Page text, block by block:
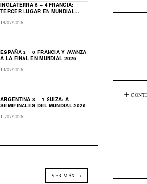
INGLATERRA 6 – 4 FRANCIA:
TERCER LUGAR EN MUNDIAL
19/07/2026
ESPAÑA 2 – 0 FRANCIA Y AVANZA
A LA FINAL EN MUNDIAL 2026
14/07/2026
ARGENTINA 3 – 1 SUIZA: A
SEMIFINALES DEL MUNDIAL 2026
11/07/2026
VER MÁS →